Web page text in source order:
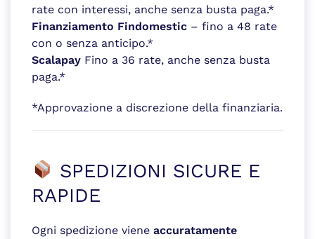
rate con interessi, anche senza busta paga.*
Finanziamento Findomestic – fino a 48 rate
con o senza anticipo.*
Scalapay Fino a 36 rate, anche senza busta
paga.*
*Approvazione a discrezione della finanziaria.
SPEDIZIONI SICURE E
RAPIDE
Ogni spedizione viene accuratamente